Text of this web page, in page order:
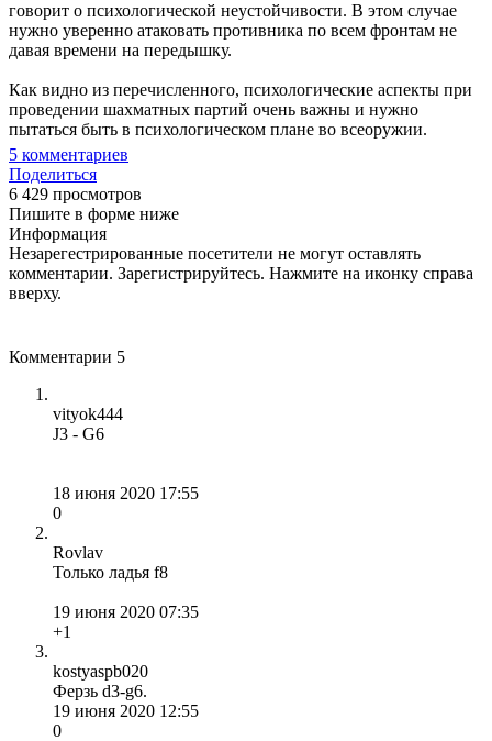
говорит о психологической неустойчивости. В этом случае
нужно уверенно атаковать противника по всем фронтам не
давая времени на передышку.
Как видно из перечисленного, психологические аспекты при
проведении шахматных партий очень важны и нужно
пытаться быть в психологическом плане во всеоружии.
5 комментариев
Поделиться
6 429 просмотров
Пишите в форме ниже
Информация
Незарегестрированные посетители не могут оставлять
комментарии. Зарегистрируйтесь. Нажмите на иконку справа
вверху.
Комментарии 5
vityok444
J3 - G6
18 июня 2020 17:55
0
Rovlav
Только ладья f8
19 июня 2020 07:35
+1
kostyaspb020
Ферзь d3-g6.
19 июня 2020 12:55
0